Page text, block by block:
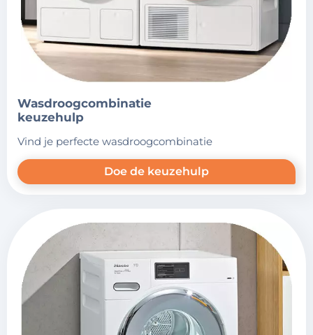
wasdroogcombinatie
keuzehulp
vind je perfecte wasdroogcombinatie
Doe de keuzehulp